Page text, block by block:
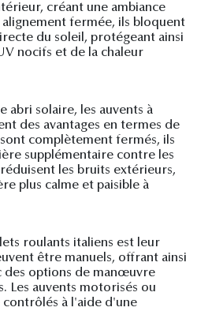
créant une ambiance
alignement fermée, ils bloquent
du soleil, protégeant ainsi
nocifs et de la chaleur
abri solaire, les auvents à
des avantages en termes de
complètement fermés, ils
supplémentaire contre les
les bruits extérieurs,
plus calme et paisible à
roulants italiens est leur
être manuels, offrant ainsi
des options de manœuvre
Les auvents motorisés ou
à l'aide d'une